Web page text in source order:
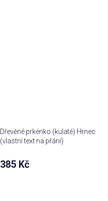
Dřevěné prkénko (kulaté) Hrnec
(vlastní text na přání)
385 Kč